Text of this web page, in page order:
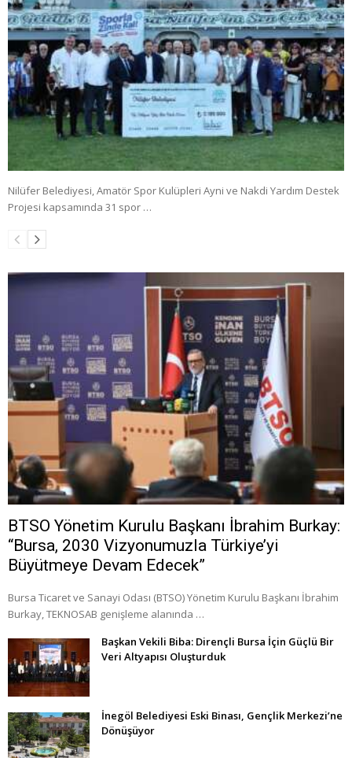
Nilüfer Belediyesi, Amatör Spor Kulüpleri Ayni ve Nakdi Yardım Destek
Projesi kapsamında 31 spor …
BTSO Yönetim Kurulu Başkanı İbrahim Burkay:
“Bursa, 2030 Vizyonumuzla Türkiye’yi
Büyütmeye Devam Edecek”
Bursa Ticaret ve Sanayi Odası (BTSO) Yönetim Kurulu Başkanı İbrahim
Burkay, TEKNOSAB genişleme alanında …
Başkan Vekili Biba: Dirençli Bursa İçin Güçlü Bir
Veri Altyapısı Oluşturduk
İnegöl Belediyesi Eski Binası, Gençlik Merkezi’ne
Dönüşüyor